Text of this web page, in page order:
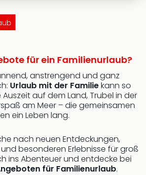
für ein Familienurlaub?
anstrengend und ganz
Urlaub mit der Familiekann so
Auszeit auf dem Land, Trubel in der
am Meer – die gemeinsamen
ein Leben lang.
nach neuen Entdeckungen,
besonderen Erlebnisse für groß
ins Abenteuer und entdecke bei
für Familienurlaub.